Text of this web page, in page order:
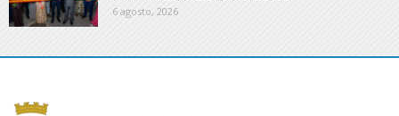
6 agosto, 2026